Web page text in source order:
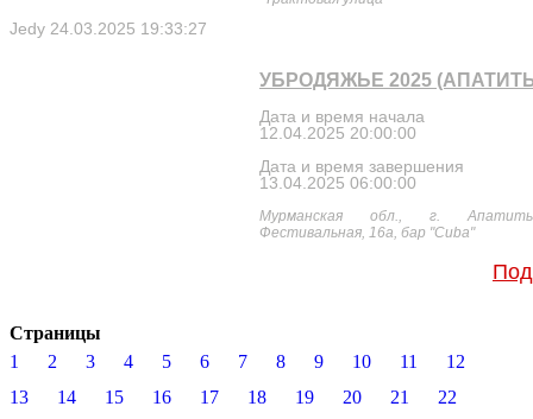
Jedy 24.03.2025 19:33:27
УБРОДЯЖЬЕ 2025
Дата и время начала
12.04.2025 20:00:00
Дата и время завершения
13.04.2025 06:00:00
Мурманская обл., г.
Фестивальная, 16а, бар "Cuba"
Страницы
1
2 3 4 5 6 7 8 9 10 11
12
13
14 15 16 17 18 19 20 21
22